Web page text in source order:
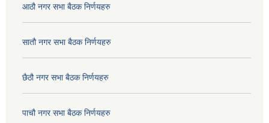
आठौ नगर सभा बैठक निर्णयहरु
सातौ नगर सभा बैठक निर्णयहरु
छैठौ नगर सभा बैठक निर्णयहरु
पाचौ नगर सभा बैठक निर्णयहरु